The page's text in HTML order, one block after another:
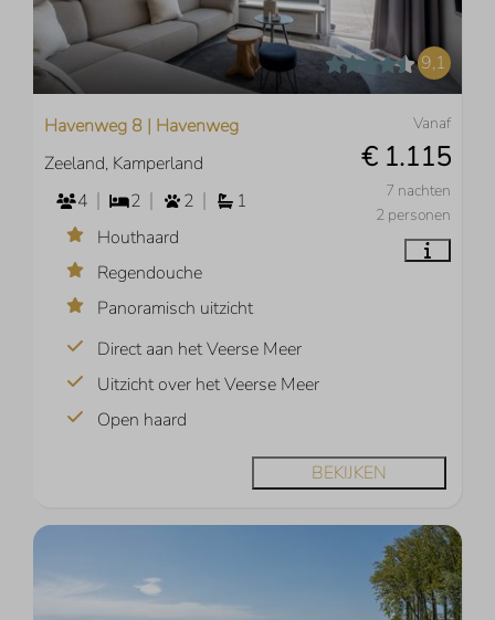
9,1
Vanaf
€ 1.115
7 nachten
2 personen
Havenweg 8 | Havenweg
Zeeland, Kamperland
4
2 2
1
Houthaard
Regendouche
Panoramisch uitzicht
Direct aan het Veerse Meer
Uitzicht over het Veerse Meer
Open haard
BEKIJKEN